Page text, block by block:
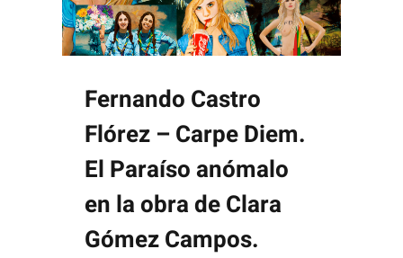
Fernando Castro
Flórez – Carpe Diem.
El Paraíso anómalo
en la obra de Clara
Gómez Campos.